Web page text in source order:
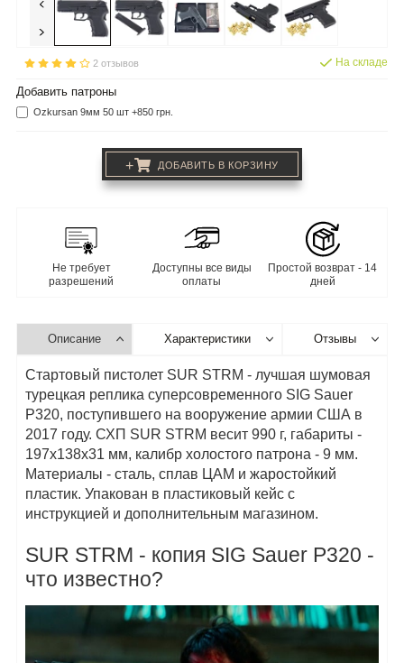
2 отзывов На складе
Добавить патроны
Ozkursan 9мм 50 шт +850 грн.
+ ДОБАВИТЬ В КОРЗИНУ
Не требует
разрешений
Доступны все виды
оплаты
Простой возврат - 14
дней
Описание Характеристики Отзывы
Стартовый пистолет SUR STRM - лучшая шумовая
турецкая реплика суперсовременного SIG Sauer
P320, поступившего на вооружение армии США в
2017 году. СХП SUR STRM весит 990 г, габариты -
197х138х31 мм, калибр холостого патрона - 9 мм.
Материалы - сталь, сплав ЦАМ и жаростойкий
пластик. Упакован в пластиковый кейс с
инструкцией и дополнительным магазином.
SUR STRM - копия SIG Sauer P320 -
что известно?